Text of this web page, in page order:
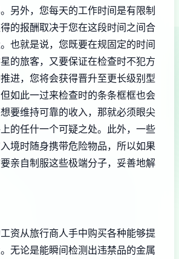
另外，您每天的工作时间是有限制
的报酬取决于您在这段时间之间合
也就是说，您既要在规固定的时间
的旅客，又要保证在检查时不犯方
进，您将会获得晋升至更长级别型
如此一过来检查时的条条框框也会
要维持可靠的收入，那就必须眼尖
的任什一个可疑之处。此外，一些
境时随身携带危险物品，所以如果
亲自制服这些极端分子，妥善地解
资从旅行商人手中购买各种能够提
无论是能瞬间检测出违禁品的金属